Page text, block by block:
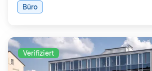
Büro
Verifiziert